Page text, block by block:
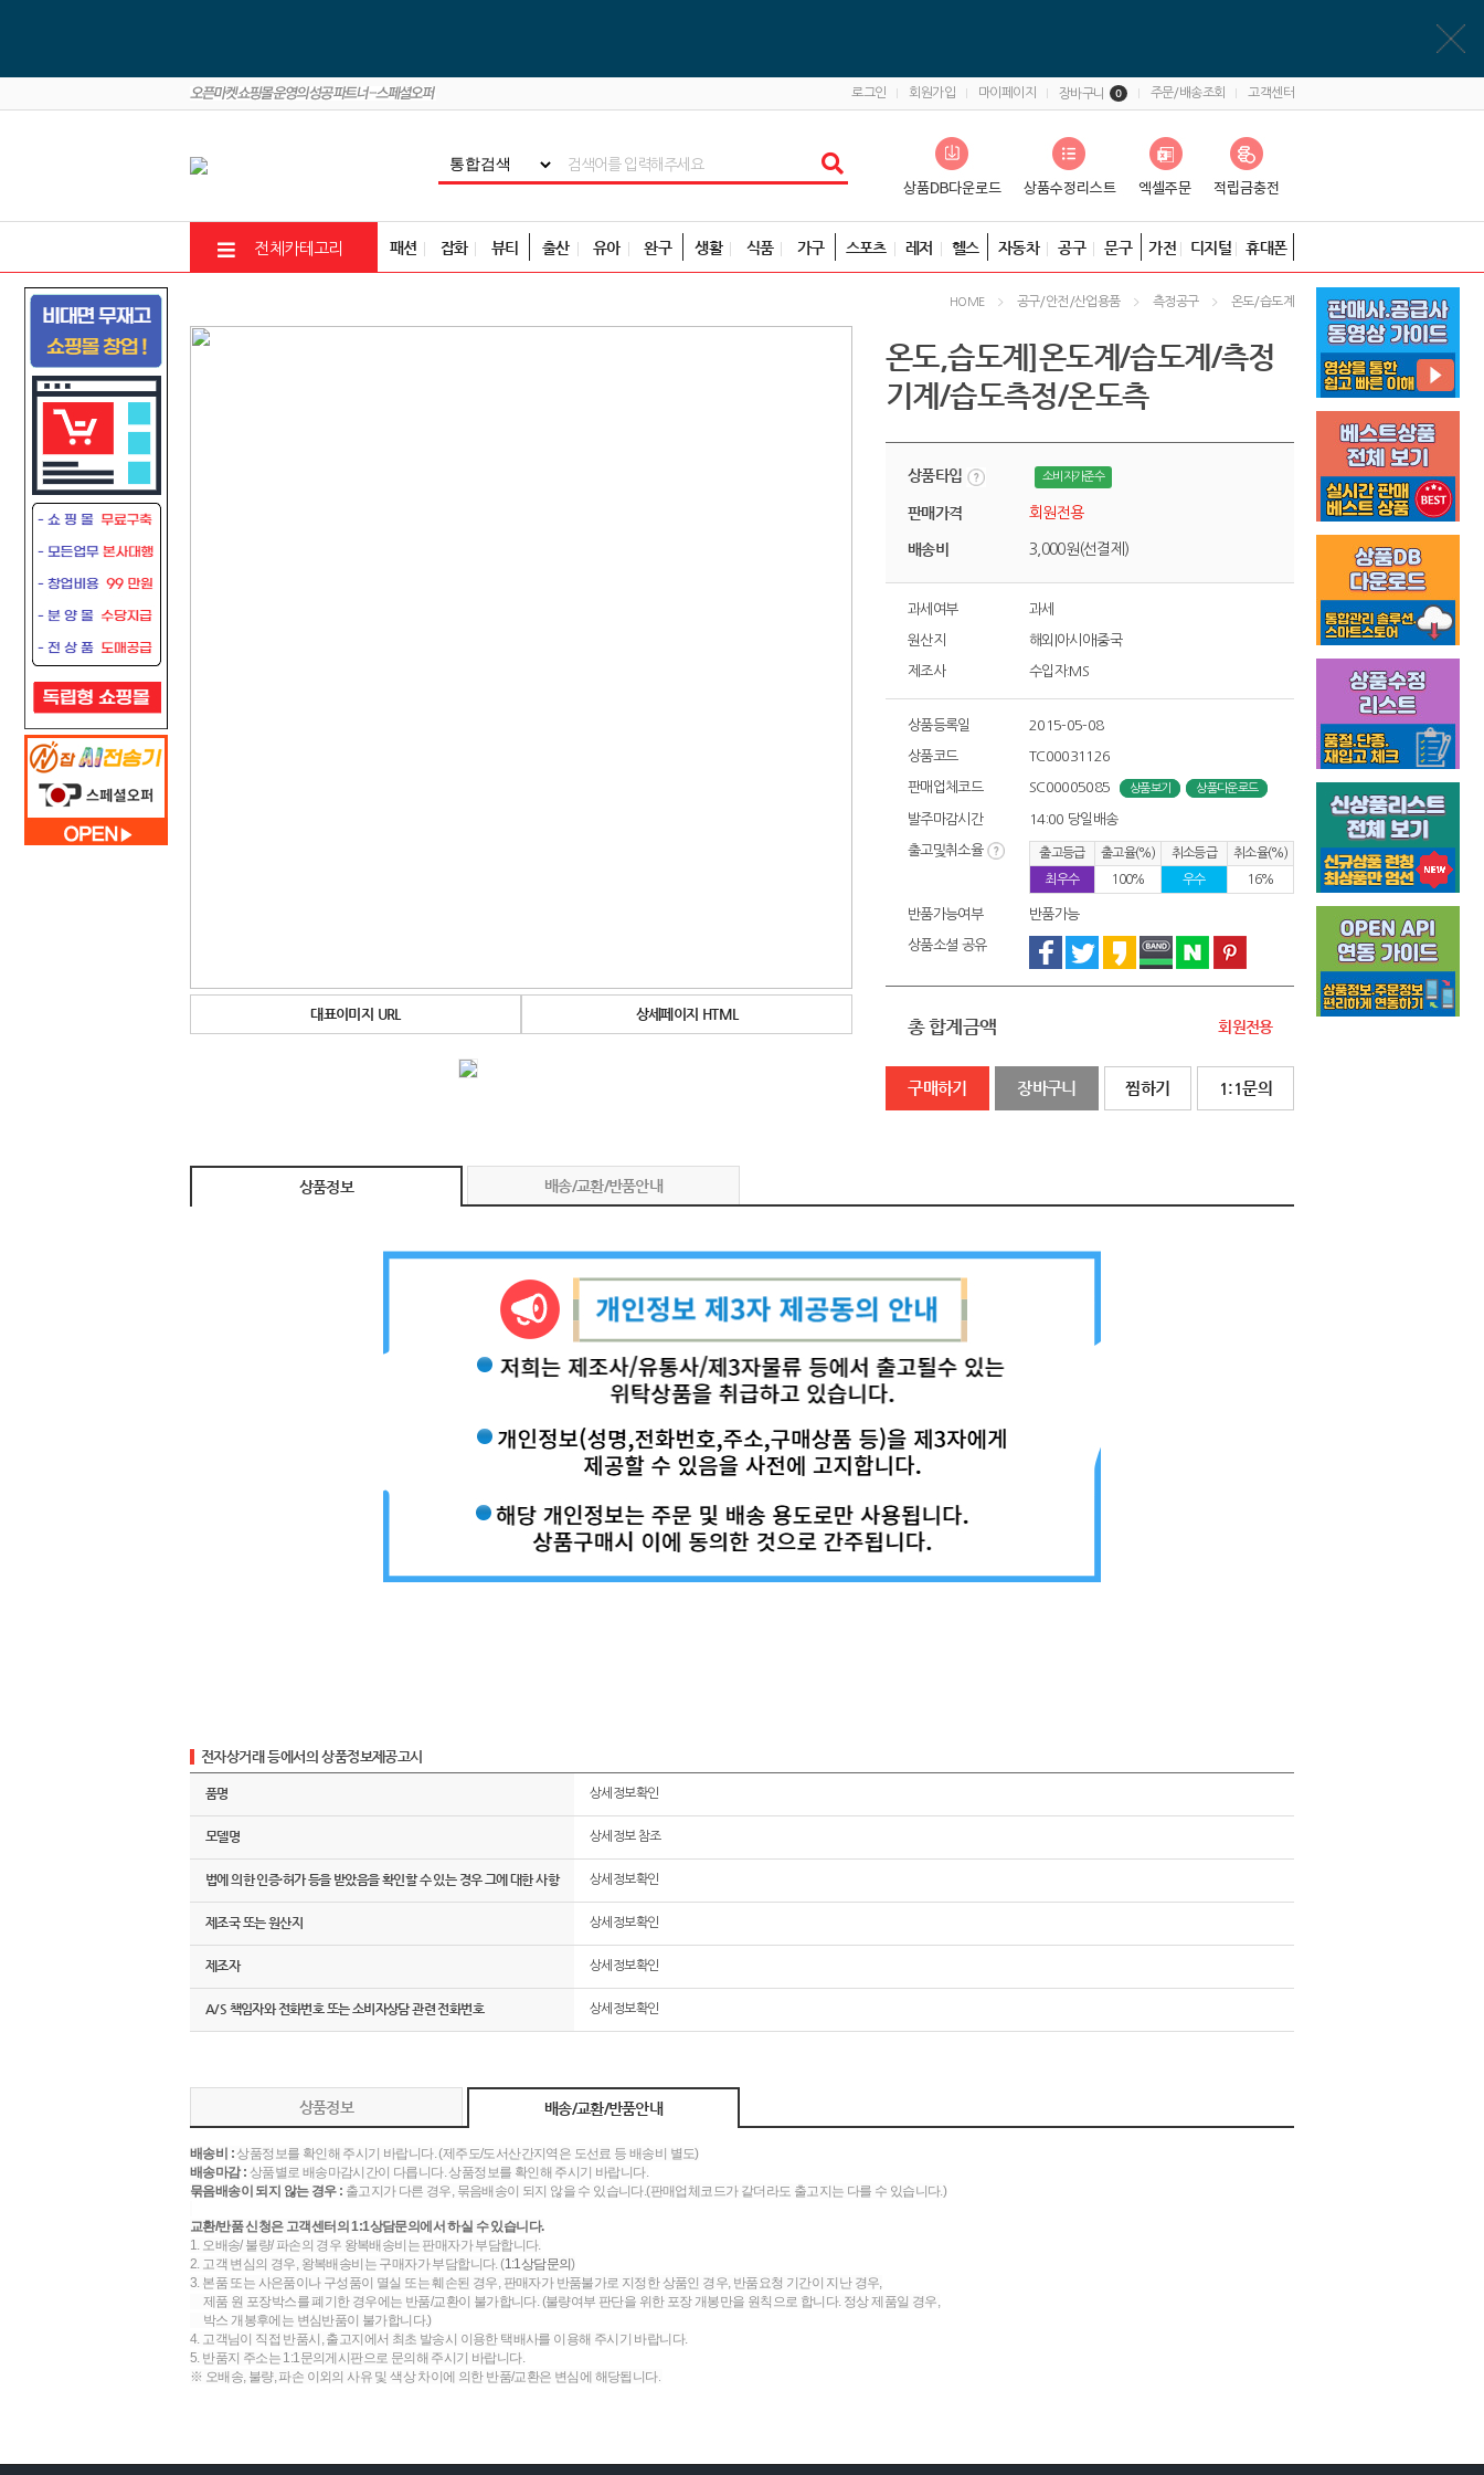
로그인 회원가입 마이페이지 장바구니 0 주문/배송조회 고객센터
전체카테고리 패션 잡화 뷰티 출산 유아 완구 생활 식품 가구 스포츠 레저 헬스 자동차 공구 문구 가전 디지털 휴대폰
HOME 공구/안전/산업용품 측정공구 온도/습도계
대표이미지 URL 상세페이지 HTML
온도,습도계]온도계/습도계/측정
기계/습도측정/온도측
상품타입 소비자가준수
판매가격 회원전용
배송비 3,000원(선결제)
과세여부 과세
원산지 해외|아시아|중국
제조사 수입자:MS
상품등록일 2015-05-08
상품코드 TC00031126
판매업체코드 SC00005085 상품보기 상품다운로드
발주마감시간 14:00 당일배송
출고및취소율 출고등급 출고율(%) 취소등급
취소율(%)
최우수
100% 우수 16%
반품가능여부 반품가능
상품소셜 공유
총 합계금액 회원전용
구매하기 장바구니 찜하기 1:1문의
상품정보 배송/교환/반품안내
전자상거래 등에서의 상품정보제공고시
품명 상세정보확인
모델명 상세정보 참조
법에 의한 인증·허가 등을 받았음을 확인할 수 있는 경우 그에 대한 사항 상세정보확인
제조국 또는 원산지 상세정보확인
제조자 상세정보확인
A/S 책임자와 전화번호 또는 소비자상담 관련 전화번호 상세정보확인
상품정보 배송/교환/반품안내
배송비 :상품정보를 확인해 주시기 바랍니다. (제주도/도서산간지역은 도선료 등 배송비 별도)
배송마감 : 상품별로 배송마감시간이 다릅니다. 상품정보를 확인해 주시기 바랍니다.
묶음배송이 되지 않는 경우 : 출고지가 다른 경우, 묶음배송이 되지 않을 수 있습니다.(판매업체코드가 같더라도 출고지는 다를 수 있습니다.)
교환/반품 신청은 고객센터의 1:1상담문의에서 하실 수 있습니다.
1. 오배송/ 불량/ 파손의 경우 왕복배송비는 판매자가 부담합니다.
2. 고객 변심의 경우, 왕복배송비는 구매자가 부담합니다. (1:1상담문의)
3. 본품 또는 사은품이나 구성품이 멸실 또는 훼손된 경우, 판매자가 반품불가로 지정한 상품인 경우, 반품요청 기간이 지난 경우,
제품 원 포장박스를 폐기한 경우에는 반품/교환이 불가합니다. (불량여부 판단을 위한 포장 개봉만을 원칙으로 합니다. 정상 제품일 경우,
박스 개봉후에는 변심반품이 불가합니다.)
4. 고객님이 직접 반품시, 출고지에서 최초 발송시 이용한 택배사를 이용해 주시기 바랍니다.
5. 반품지 주소는 1:1문의게시판으로 문의해 주시기 바랍니다.
※ 오배송, 불량, 파손 이외의 사유 및 색상 차이에 의한 반품/교환은 변심에 해당됩니다.